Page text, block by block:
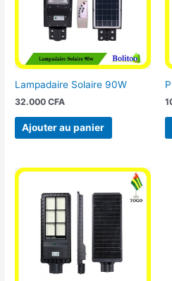
Lampadaire Solaire 90W
32.000CFA
Ajouter au panier